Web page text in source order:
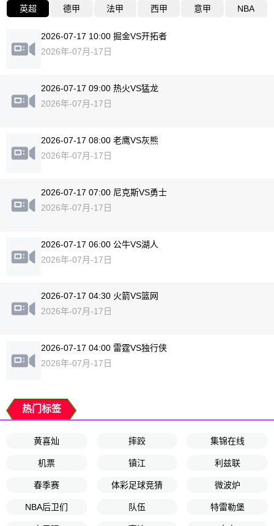
英超 德甲 法甲 西甲 意甲 NBA
2026-07-17 10:00 掘金VS开拓者
2026年-07月-17日
2026-07-17 09:00 热火VS猛龙
2026年-07月-17日
2026-07-17 08:00 老鹰VS灰熊
2026年-07月-17日
2026-07-17 07:00 尼克斯VS勇士
2026年-07月-17日
2026-07-17 06:00 公牛VS湖人
2026年-07月-17日
2026-07-17 04:30 火箭VS篮网
2026年-07月-17日
2026-07-17 04:00 雷霆VS独行侠
2026年-07月-17日
热门标签
黄喜灿 摔跤 集锦在线
机票 镇江 利兹联
春季赛 体彩足球竞猜 微波炉
NBA后卫们 队伍 特雷勒堡